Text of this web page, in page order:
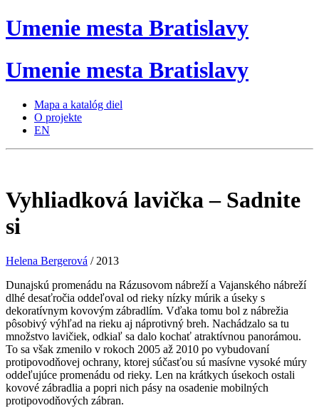
Umenie mesta Bratislavy
Umenie mesta Bratislavy
Mapa a katalóg diel
O projekte
EN
Vyhliadková lavička – Sadnite
si
Helena Bergerová / 2013
Dunajskú promenádu na Rázusovom nábreží a Vajanského nábreží
dlhé desaťročia oddeľoval od rieky nízky múrik a úseky s
dekoratívnym kovovým zábradlím. Vďaka tomu bol z nábrežia
pôsobivý výhľad na rieku aj náprotivný breh. Nachádzalo sa tu
množstvo lavičiek, odkiaľ sa dalo kochať atraktívnou panorámou.
To sa však zmenilo v rokoch 2005 až 2010 po vybudovaní
protipovodňovej ochrany, ktorej súčasťou sú masívne vysoké múry
oddeľujúce promenádu od rieky. Len na krátkych úsekoch ostali
kovové zábradlia a popri nich pásy na osadenie mobilných
protipovodňových zábran.